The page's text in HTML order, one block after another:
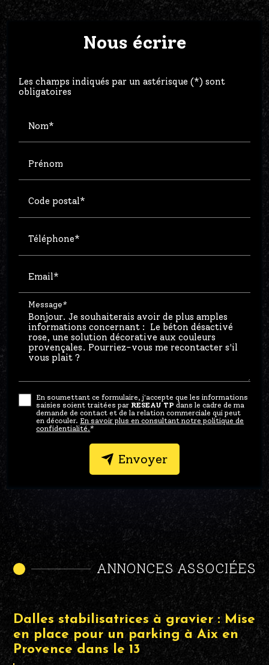
Nous écrire
Les champs indiqués par un astérisque (*) sont
obligatoires
Nom*
Prénom
Code postal*
Téléphone*
Email*
Message*
En soumettant ce formulaire, j'accepte que les informations
saisies soient traitées par RESEAU TP dans le cadre de ma
demande de contact et de la relation commerciale qui peut
en découler. En savoir plus en consultant notre politique de
confidentialité.*
Envoyer
ANNONCES ASSOCIÉES
Dalles stabilisatrices à gravier : Mise
en place pour un parking à Aix en
Provence dans le 13